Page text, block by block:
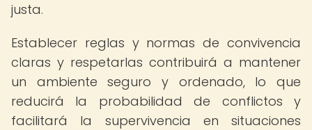
justa.
Establecer reglas y normas de convivencia
claras y respetarlas contribuirá a mantener
un ambiente seguro y ordenado, lo que
reducirá la probabilidad de conflictos y
facilitará la supervivencia en situaciones